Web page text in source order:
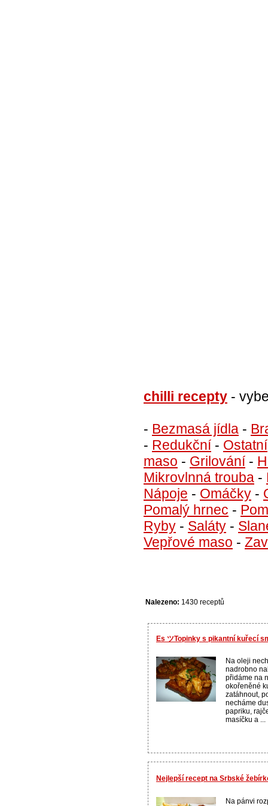
chilli recepty -
- Bezmasá jídla -
- Redukční- Ostatní
maso - Grilování-
Mikrovlnná trouba -
Nápoje - Omáčky -
Pomalý hrnec -
Ryby - Saláty -
Vepřové maso -
Nalezeno: 1430 receptů
Es ツTopinky s pikantní kuřecí
Na oleji
nadrobno
přidáme na
okořeněné
zatáhnout,
necháme
papriku,
masíčku a ...
Nejlepší recept na Srbské
Na pánvi